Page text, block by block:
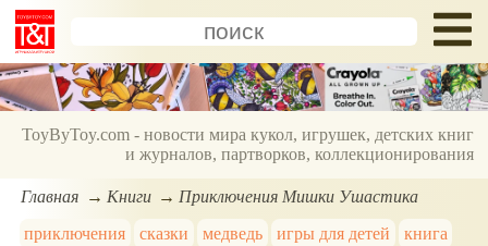
ToyByToy.com - новости мира кукол, игрушек, детских книг
и журналов, партворков, коллекционирования
Главная Книги
Приключения Мишки Ушастика
приключения
сказки медведь игры для детей
книга